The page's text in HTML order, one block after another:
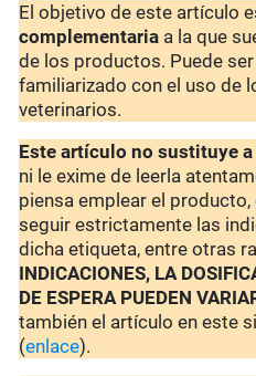
El objetivo de este artículo
complementaria a la que
de los productos. Puede
familiarizado con el uso de
veterinarios.
Este artículo no sustituye
ni le exime de leerla
piensa emplear el
seguir estrictamente las
dicha etiqueta, entre otras
INDICACIONES, LA
DE ESPERA PUEDEN
también el artículo en este
(enlace).